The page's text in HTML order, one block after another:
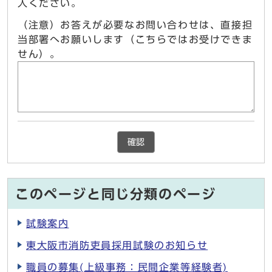
入ください。
（注意）お答えが必要なお問い合わせは、直接担
当部署へお願いします（こちらではお受けできま
せん）。
確認
このページと同じ分類のページ
試験案内
東大阪市消防吏員採用試験のお知らせ
職員の募集(上級事務：民間企業等経験者)